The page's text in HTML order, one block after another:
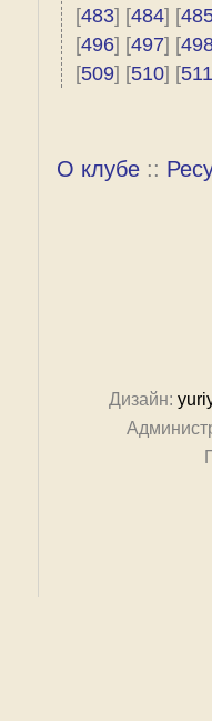
[483] [484] [
[496] [497] [
[509] [510] [511
О клубе ::
Дизайн: